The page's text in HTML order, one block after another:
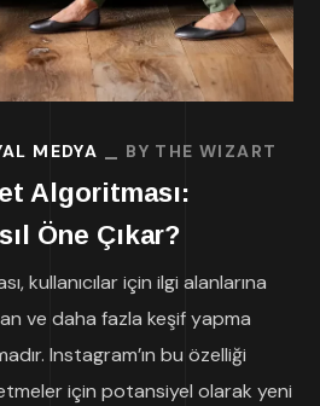
MEDYA BY THE WIZART
Algoritması:
Öne Çıkar?
kullanıcılar için ilgi alanlarına
ve daha fazla keşif yapma
Instagram’ın bu özelliği
için potansiyel olarak yeni